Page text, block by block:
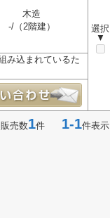
選択
▼
木造
-/（2階建）
み込まれているた
売数1件 1-1件表示